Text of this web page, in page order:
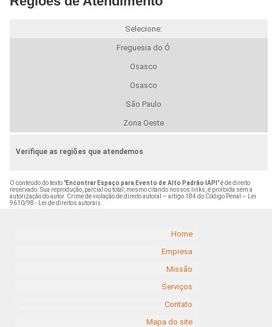
Selecione:
Freguesia do Ó
Osasco
Osasco
São Paulo
Zona Oeste
Verifique as regiões que atendemos
O conteúdo do texto "Encontrar Espaço para Evento de Alto Padrão IAPI " é de direito
reservado. Sua reprodução, parcial ou total, mesmo citando nossos links, é proibida sem a
autorização do autor. Crime de violação de direito autoral – artigo 184 do Código Penal –
Lei
9610/98 - Lei de direitos autorais
Home
Empresa
Missão
Serviços
Contato
Mapa do site